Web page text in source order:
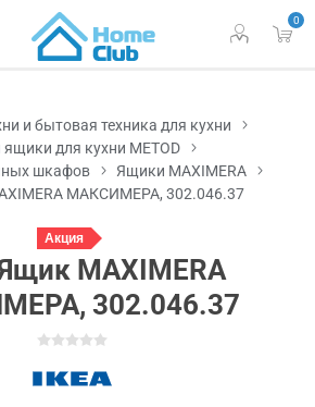
0
и бытовая техника для кухни
для кухни METOD
шкафов
Ящики MAXIMERA
МАКСИМЕРА, 302.046.37
Акция
MAXIMERA
302.046.37